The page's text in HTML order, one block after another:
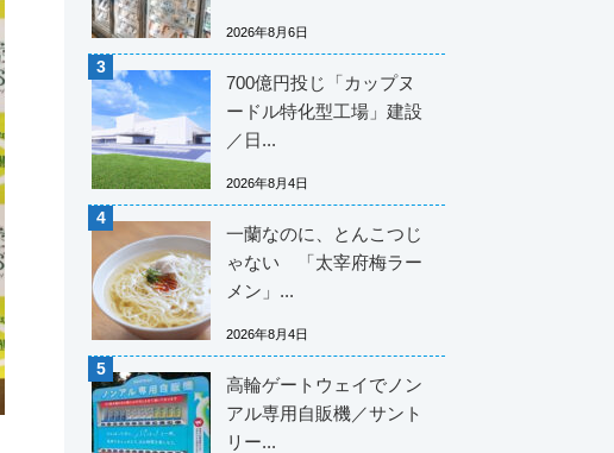
2026年8月6日
700億円投じ「カップヌ
ードル特化型工場」建設
／日...
2026年8月4日
一蘭なのに、とんこつじ
ゃない 「太宰府梅ラー
メン」...
2026年8月4日
高輪ゲートウェイでノン
アル専用自販機／サント
リー...